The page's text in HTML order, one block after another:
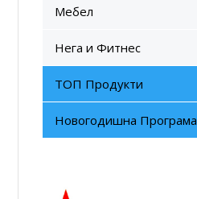
Мебел
Нега и Фитнес
ТОП Продукти
Новогодишна Програма